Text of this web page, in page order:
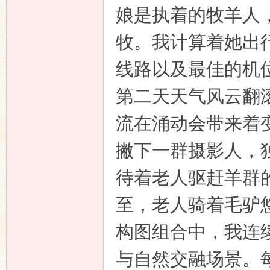
娘是执着的牧羊人
牧。我计算着她出
线路以及最佳的机
第二天天气风云翻
流在涌动会带来着
撇下一群摄影人，
待着老人驱赶羊群
至，老人骑着毛驴
构图组合中，我连
与自然交融场景。